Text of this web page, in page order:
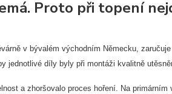
Proto při topení
v bývalém východním Německu,
jednotlivé díly byly při montáži kvalitně
a zhoršovalo proces hoření. Na